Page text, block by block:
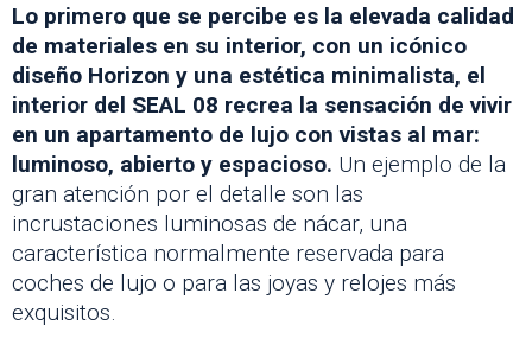
Lo primero que se percibe es la elevada calidad
de materiales en su interior, con un icónico
diseño Horizon y una estética minimalista, el
interior del SEAL 08 recrea la sensación de vivir
en un apartamento de lujo con vistas al mar:
luminoso, abierto y espacioso. Un ejemplo de la
gran atención por el detalle son las
incrustaciones luminosas de nácar, una
característica normalmente reservada para
coches de lujo o para las joyas y relojes más
exquisitos.